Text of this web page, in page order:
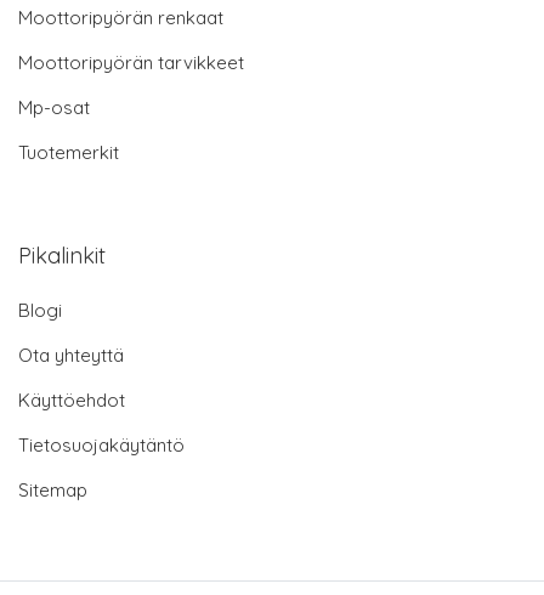
Moottoripyörän renkaat
Moottoripyörän tarvikkeet
Mp-osat
Tuotemerkit
Pikalinkit
Blogi
Ota yhteyttä
Käyttöehdot
Tietosuojakäytäntö
Sitemap